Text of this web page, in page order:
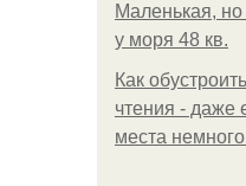
Маленькая, но
у моря 48 кв.
Как
чтения - даже
места